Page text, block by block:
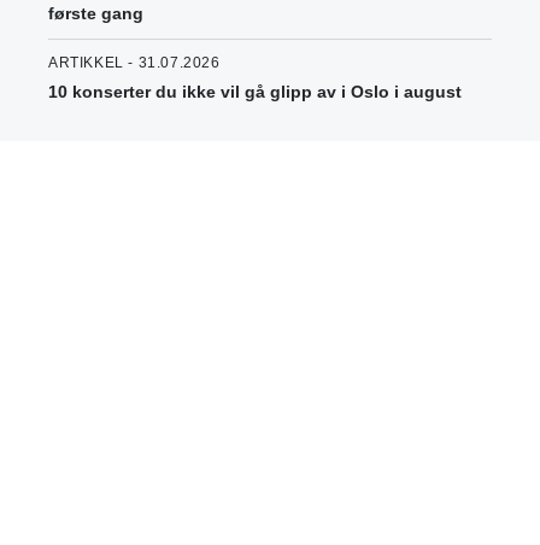
første gang
ARTIKKEL - 31.07.2026
10 konserter du ikke vil gå glipp av i Oslo i august